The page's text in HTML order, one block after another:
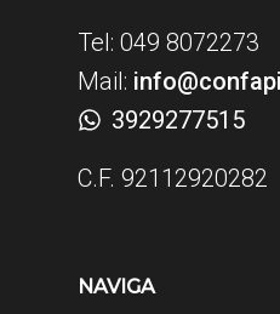
Tel: 049 8072273
Mail:
3929277515
C.F. 92112920282
NAVIGA